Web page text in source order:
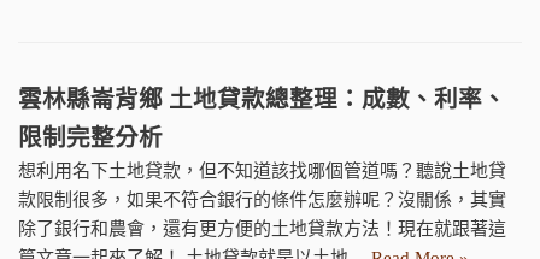
雲林縣崙背鄉 土地貸款總整理：成數、利率、
限制完整分析
想利用名下土地貸款，但不知道該找哪個管道嗎？聽說土地貸
款限制很多，如果不符合銀行的條件怎麼辦呢？沒關係，其實
除了銀行和農會，還有更方便的土地貸款方法！現在就跟著這